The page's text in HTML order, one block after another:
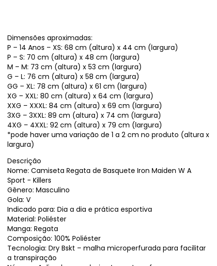
Dimensões aproximadas:
P – 14 Anos – XS: 68 cm (altura) x 44 cm (largura)
P – S: 70 cm (altura) x 48 cm (largura)
M – M: 73 cm (altura) x 53 cm (largura)
G – L: 76 cm (altura) x 58 cm (largura)
GG – XL: 78 cm (altura) x 61 cm (largura)
XG – XXL: 80 cm (altura) x 64 cm (largura)
XXG – XXXL: 84 cm (altura) x 69 cm (largura)
3XG – 3XXL: 89 cm (altura) x 74 cm (largura)
4XG – 4XXL: 92 cm (altura) x 79 cm (largura)
*pode haver uma variação de 1 a 2 cm no produto (altura x
largura)
Descrição
Nome: Camiseta Regata de Basquete Iron Maiden W A
Sport - Killers
Gênero: Masculino
Gola: V
Indicado para: Dia a dia e prática esportiva
Material: Poliéster
Manga: Regata
Composição: 100% Poliéster
Tecnologia: Dry Bskt – malha microperfurada para facilitar
a transpiração